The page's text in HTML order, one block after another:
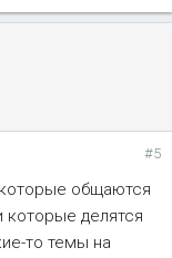
#5
общаются
которые делятся
то темы на